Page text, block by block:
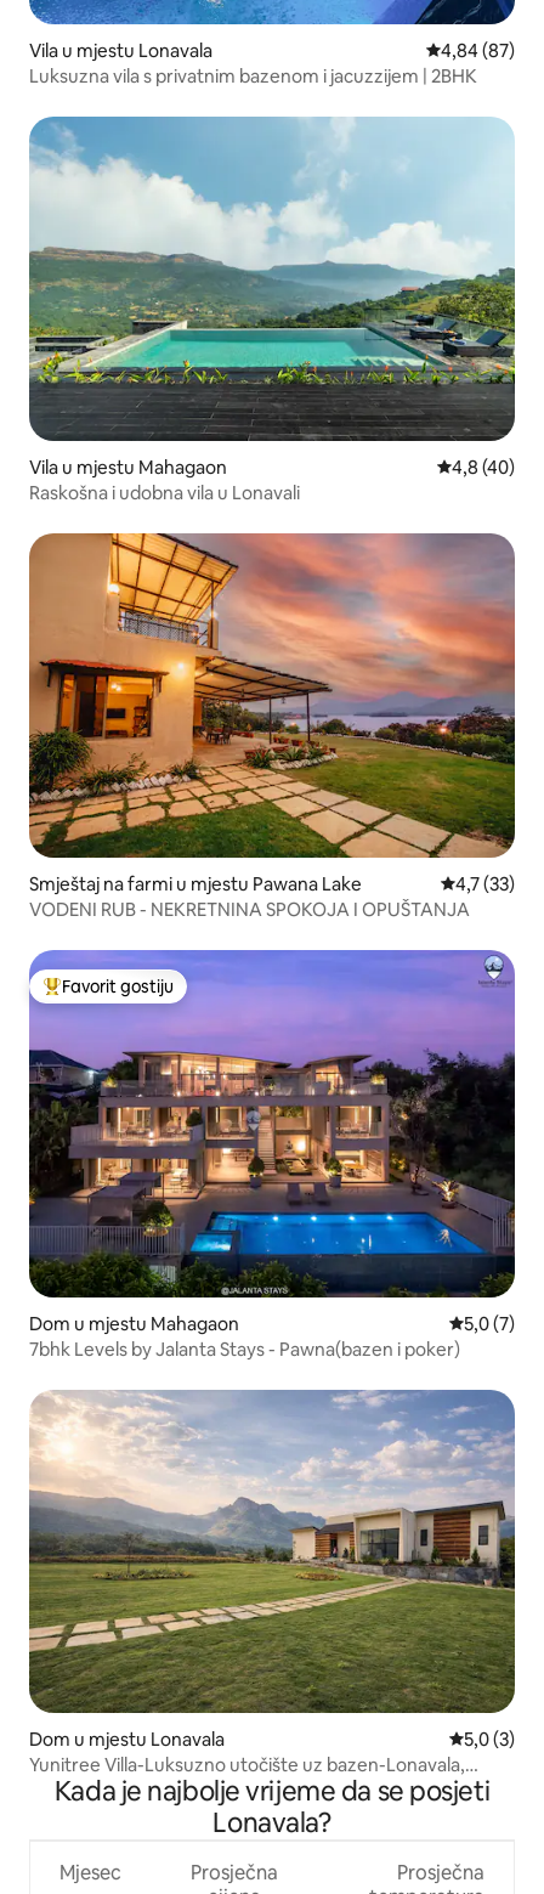
Vila u mjestu Lonavala Prosječna
4,84 (87)
Luksuzna vila s privatnim bazenom i jacuzzijem | 2BHK
Vila u mjestu Mahagaon Prosječna
4,8 (40)
Raskošna i udobna vila u Lonavali
Smještaj na farmi u mjestu Pawana Lake Prosječna
4,7 (33)
VODENI RUB - NEKRETNINA SPOKOJA I OPUŠTANJA
Glavni favorit gostiju
Favorit gostiju
Dom u mjestu Mahagaon Prosječna
5,0 (7)
7bhk Levels by Jalanta Stays - Pawna(bazen i poker)
Dom u mjestu Lonavala Prosječna
5,0 (3)
Yunitree Villa-Luksuzno utočište uz bazen-Lonavala,
Pawna
Kada je najbolje vrijeme da se posjeti
Lonavala?
Mjesec
Prosječna
Prosječna